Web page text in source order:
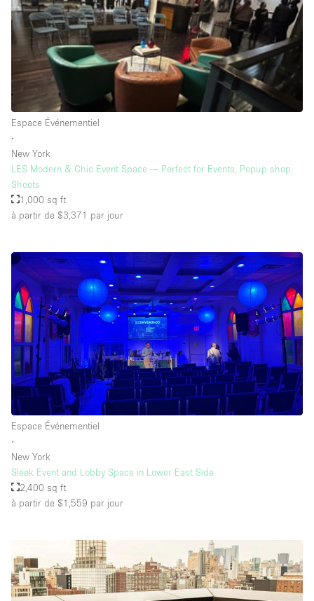
Smoking Area
Soundproof
Style Haussmannien
Style Industriel
Sur Rue
Système de sécurité
Toilettes
Éclairage
Électricité
Équipement de bureau
Équipement sonore et vidéo
Étage/accès
Sous-sol
Rez-de-chaussée sur cour
Rez-de-chaussée sur rue
Centre commercial
Rooftop
Espace Événementiel
∙
New York
LES Modern & Chic Event Space — Perfect for Events, Popup shop,
Shoots
1,000 sq ft
à partir de $3,371 par jour
Espace Événementiel
∙
New York
Sleek Event and Lobby Space in Lower East Side
2,400 sq ft
à partir de $1,559 par jour